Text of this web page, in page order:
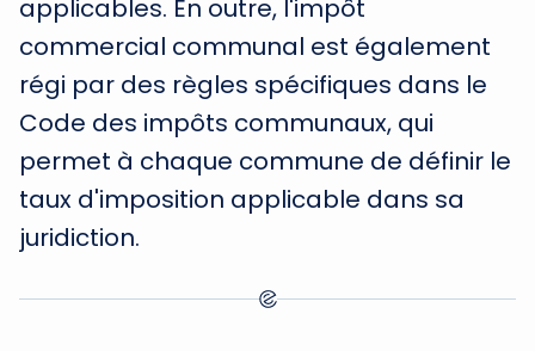
applicables. En outre, l'impôt
commercial communal est également
régi par des règles spécifiques dans le
Code des impôts communaux, qui
permet à chaque commune de définir le
taux d'imposition applicable dans sa
juridiction.